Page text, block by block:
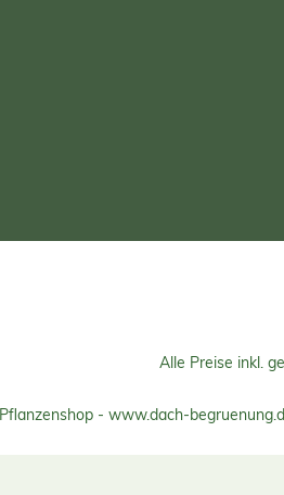
Alle Preise inkl.
- www.dach-